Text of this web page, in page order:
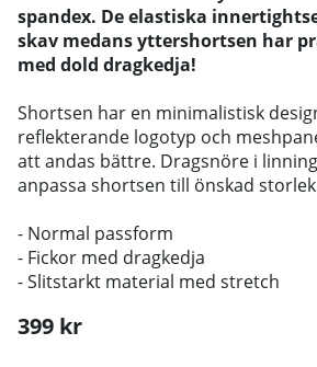
spandex. De elastiska
skav medans yttershortsen har
med dold dragkedja!
Shortsen har en minimalistisk
reflekterande logotyp och
att andas bättre. Dragsnöre i
anpassa shortsen till önskad
- Normal passform
- Fickor med dragkedja
- Slitstarkt material med stretch
399 kr